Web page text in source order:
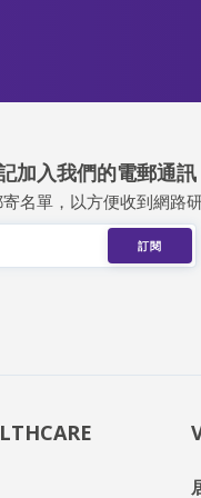
加入我們的電郵通訊
名單，以方便收到網路